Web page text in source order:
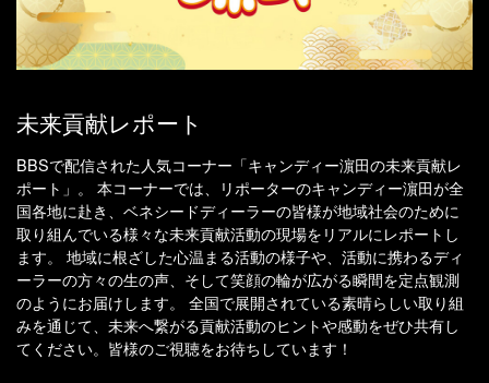
未来貢献レポート
BBSで配信された人気コーナー「キャンディー濵田の未来貢献レ
ポート」。 本コーナーでは、リポーターのキャンディー濵田が全
国各地に赴き、ベネシードディーラーの皆様が地域社会のために
取り組んでいる様々な未来貢献活動の現場をリアルにレポートし
ます。 地域に根ざした心温まる活動の様子や、活動に携わるディ
ーラーの方々の生の声、そして笑顔の輪が広がる瞬間を定点観測
のようにお届けします。 全国で展開されている素晴らしい取り組
みを通じて、未来へ繋がる貢献活動のヒントや感動をぜひ共有し
てください。皆様のご視聴をお待ちしています！